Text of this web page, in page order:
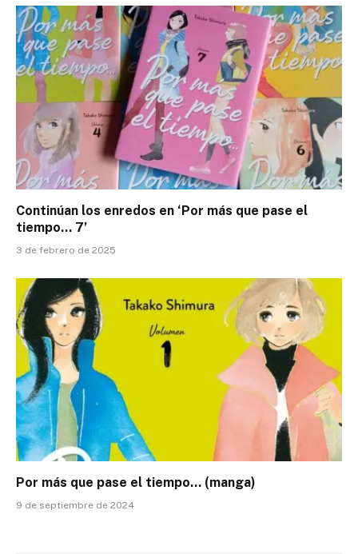
Continúan los enredos en ‘Por más que pase el
tiempo… 7’
3 de febrero de 2025
Por más que pase el tiempo… (manga)
9 de septiembre de 2024